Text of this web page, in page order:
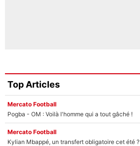
Top Articles
Mercato Football
Pogba - OM : Voilà l'homme qui a tout gâché !
Mercato Football
Kylian Mbappé, un transfert obligatoire cet été ?